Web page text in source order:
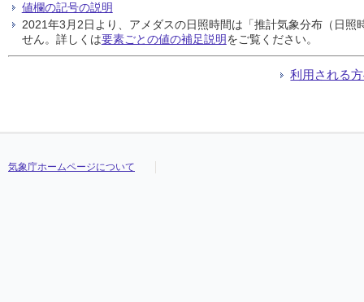
23
/// /// ///
24
/// /// /// /// /// /// ///
23
/// /// ///
24
/// /// /// /// /// /// ///
23
/// /// ///
24
/// /// /// /// /// /// ///
23
/// /// ///
24
/// /// /// /// /// /// ///
値欄の記号の説明
2021年3月2日より、アメダスの日照時間は「推計気象分布（日
せん。詳しくは要素ごとの値の補足説明をご覧ください。
利用される
気象庁ホームページについて